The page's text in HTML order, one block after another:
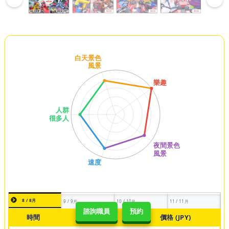
諮詢職員 預約
8 / 8月 9 / 9月 10 / 10月 11 / 11月
時間 類型 價格 (JPY)